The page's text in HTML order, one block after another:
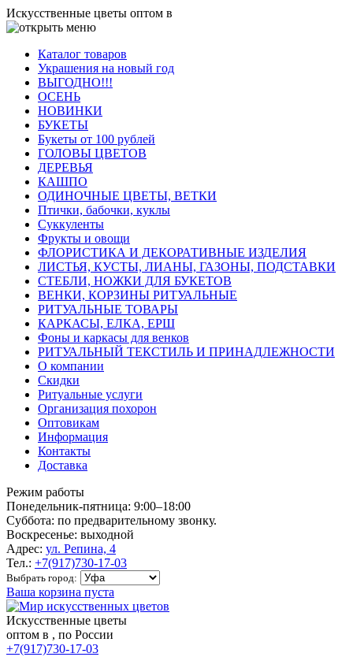
Искусственные цветы оптом в
Каталог товаров
Украшения на новый год
ВЫГОДНО!!!
ОСЕНЬ
НОВИНКИ
БУКЕТЫ
Букеты от 100 рублей
ГОЛОВЫ ЦВЕТОВ
ДЕРЕВЬЯ
КАШПО
ОДИНОЧНЫЕ ЦВЕТЫ, ВЕТКИ
Птички, бабочки, куклы
Суккуленты
Фрукты и овощи
ФЛОРИСТИКА И ДЕКОРАТИВНЫЕ ИЗДЕЛИЯ
ЛИСТЬЯ, КУСТЫ, ЛИАНЫ, ГАЗОНЫ, ПОДСТАВКИ
СТЕБЛИ, НОЖКИ ДЛЯ БУКЕТОВ
ВЕНКИ, КОРЗИНЫ РИТУАЛЬНЫЕ
РИТУАЛЬНЫЕ ТОВАРЫ
КАРКАСЫ, ЕЛКА, ЕРШ
Фоны и каркасы для венков
РИТУАЛЬНЫЙ ТЕКСТИЛЬ И ПРИНАДЛЕЖНОСТИ
О компании
Скидки
Ритуальные услуги
Организация похорон
Оптовикам
Информация
Контакты
Доставка
Режим работы
Понедельник-пятница: 9:00–18:00
Суббота: по предварительному звонку.
Воскресенье: выходной
Адрес: ул. Репина, 4
Тел.: +7(917)730-17-03
Выбрать город:
Ваша корзина пуста
Искусственные цветы
оптом в , по России
+7(917)730-17-03